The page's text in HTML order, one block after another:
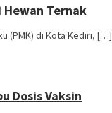
Hewan Ternak
(PMK) di Kota Kediri, […]
Dosis Vaksin